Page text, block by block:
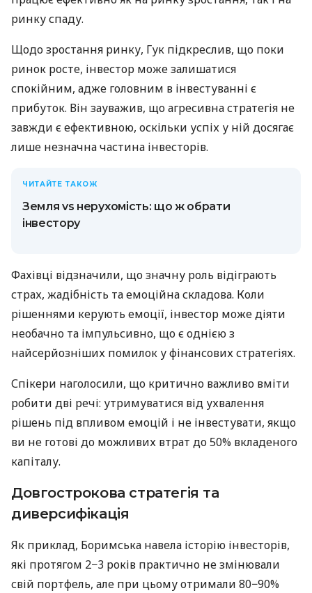
ринку спаду.
Щодо зростання ринку, Гук підкреслив, що поки
ринок росте, інвестор може залишатися
спокійним, адже головним в інвестуванні є
прибуток. Він зауважив, що агресивна стратегія не
завжди є ефективною, оскільки успіх у ній досягає
лише незначна частина інвесторів.
ЧИТАЙТЕ ТАКОЖ
Земля vs нерухомість: що ж обрати
інвестору
Фахівці відзначили, що значну роль відіграють
страх, жадібність та емоційна складова. Коли
рішеннями керують емоції, інвестор може діяти
необачно та імпульсивно, що є однією з
найсерйозніших помилок у фінансових стратегіях.
Спікери наголосили, що критично важливо вміти
робити дві речі: утримуватися від ухвалення
рішень під впливом емоцій і не інвестувати, якщо
ви не готові до можливих втрат до 50% вкладеного
капіталу.
Довгострокова стратегія та
диверсифікація
Як приклад, Боримська навела історію інвесторів,
які протягом 2−3 років практично не змінювали
свій портфель, але при цьому отримали 80−90%